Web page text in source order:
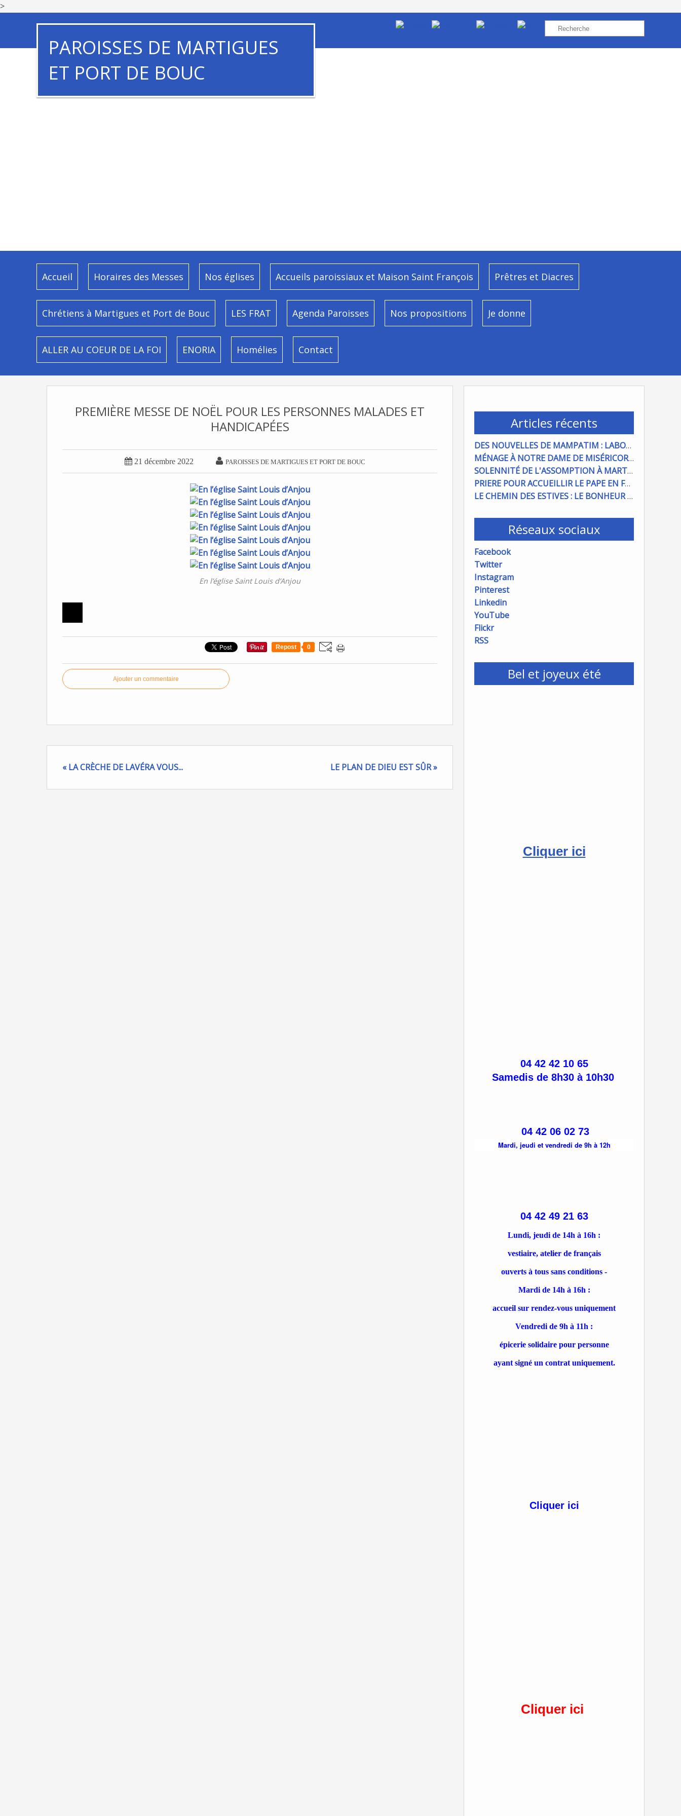
>
PAROISSES DE MARTIGUES
ET PORT DE BOUC
Accueil Horaires des Messes Nos églises Accueils paroissiaux et Maison Saint François Prêtres et Diacres
Chrétiens à Martigues et Port de Bouc LES FRAT Agenda Paroisses Nos propositions Je donne
ALLER AU COEUR DE LA FOI ENORIA Homélies Contact
Articles récents
DES NOUVELLES DE MAMPATIM : LABOUR DU CHAMP PAROISSIAL
MÉNAGE À NOTRE DAME DE MISÉRICORDE : ON COMPTE SUR VOUS !
SOLENNITÉ DE L'ASSOMPTION À MARTIGUES ET PORT DE BOUC
PRIERE POUR ACCUEILLIR LE PAPE EN FRANCE
LE CHEMIN DES ESTIVES : LE BONHEUR À PORTÉE DE MAIN
Réseaux sociaux
Facebook
Twitter
Instagram
Pinterest
Linkedin
YouTube
Flickr
RSS
Bel et joyeux été
Cliquer ici
04 42 42 10 65
Samedis de 8h30 à 10h30
04 42 06 02 73
Mardi, jeudi et vendredi de 9h à 12h
04 42 49 21 63
Lundi, jeudi de 14h à 16h :
vestiaire, atelier de français
ouverts à tous sans conditions -
Mardi de 14h à 16h :
accueil sur rendez-vous uniquement
Vendredi de 9h à 11h :
épicerie solidaire pour personne
ayant signé un contrat uniquement.
Cliquer ici
Cliquer ici
PREMIÈRE MESSE DE NOËL POUR LES PERSONNES MALADES ET
HANDICAPÉES
 21 décembre 2022  PAROISSES DE MARTIGUES ET PORT DE BOUC
En l’église Saint Louis d’Anjou
Repost 0
Ajouter un commentaire
« LA CRÈCHE DE LAVÉRA VOUS... LE PLAN DE DIEU EST SÛR »